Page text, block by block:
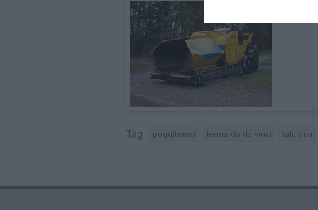
Tag poggibonsi leonardo da vinci talciona